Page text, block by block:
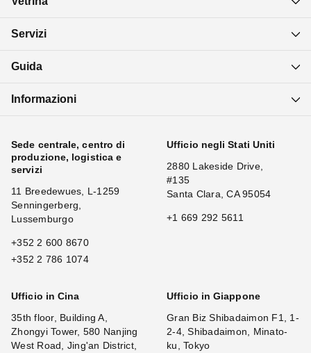
Servizi
Guida
Informazioni
Sede centrale, centro di
produzione, logistica e
servizi
11 Breedewues, L-1259
Senningerberg,
Lussemburgo
+352 2 600 8670
+352 2 786 1074
Ufficio negli Stati Uniti
2880 Lakeside Drive,
#135
Santa Clara, CA 95054
+1 669 292 5611
Ufficio in Cina
35th floor, Building A,
Zhongyi Tower, 580 Nanjing
West Road, Jing'an District,
Ufficio in Giappone
Gran Biz Shibadaimon F1, 1-
2-4, Shibadaimon, Minato-
ku, Tokyo